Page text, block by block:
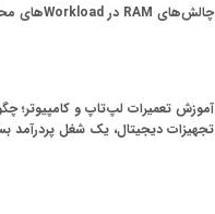
چالش‌های RAM در Workloadهای محاسباتی HPC
آموزش تعمیرات لپ‌تاپ و کامپیوتر؛
تجهیزات دیجیتال، یک شغل پردرآمد